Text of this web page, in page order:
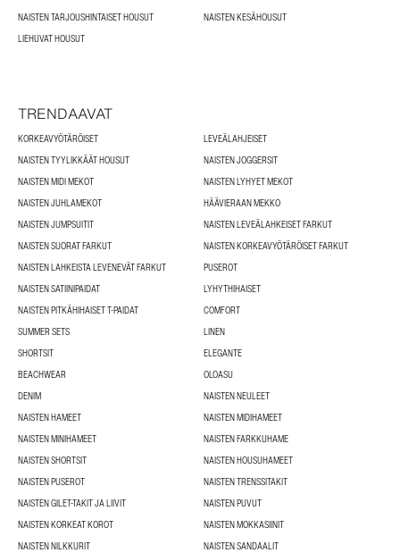
NAISTEN TARJOUSHINTAISET HOUSUT
NAISTEN KESÄHOUSUT
LIEHUVAT HOUSUT
TRENDAAVAT
KORKEAVYÖTÄRÖISET
LEVEÄLAHJEISET
NAISTEN TYYLIKKÄÄT HOUSUT
NAISTEN JOGGERSIT
NAISTEN MIDI MEKOT
NAISTEN LYHYET MEKOT
NAISTEN JUHLAMEKOT
HÄÄVIERAAN MEKKO
NAISTEN JUMPSUITIT
NAISTEN LEVEÄLAHKEISET FARKUT
NAISTEN SUORAT FARKUT
NAISTEN KORKEAVYÖTÄRÖISET FARKUT
NAISTEN LAHKEISTA LEVENEVÄT FARKUT
PUSEROT
NAISTEN SATIINIPAIDAT
LYHYTHIHAISET
NAISTEN PITKÄHIHAISET T-PAIDAT
COMFORT
SUMMER SETS
LINEN
SHORTSIT
ELEGANTE
BEACHWEAR
OLOASU
DENIM
NAISTEN NEULEET
NAISTEN HAMEET
NAISTEN MIDIHAMEET
NAISTEN MINIHAMEET
NAISTEN FARKKUHAME
NAISTEN SHORTSIT
NAISTEN HOUSUHAMEET
NAISTEN PUSEROT
NAISTEN TRENSSITAKIT
NAISTEN GILET-TAKIT JA LIIVIT
NAISTEN PUVUT
NAISTEN KORKEAT KOROT
NAISTEN MOKKASIINIT
NAISTEN NILKKURIT
NAISTEN SANDAALIT